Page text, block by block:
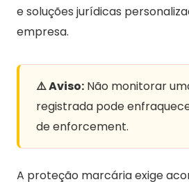
e soluções jurídicas
empresa.
⚠️ Aviso: Não monitorar
registrada pode
de enforcement.
A proteção marcária exige